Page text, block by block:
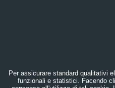
Per assicurare standard qualitativi
funzionali e statistici. Facendo